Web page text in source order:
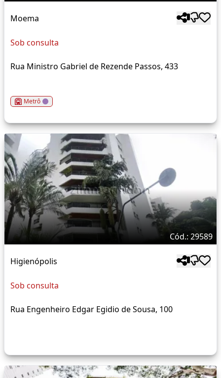
Moema
Sob consulta
Rua Ministro Gabriel de Rezende Passos, 433
Metrô
Cód.: 29589
Higienópolis
Sob consulta
Rua Engenheiro Edgar Egidio de Sousa, 100